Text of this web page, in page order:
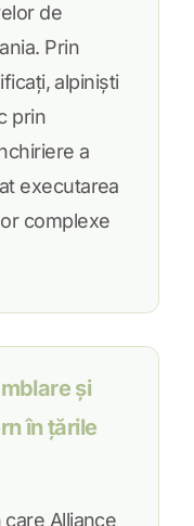
de
Prin
alpiniști
prin
a
executarea
complexe
și
în țările
Alliance